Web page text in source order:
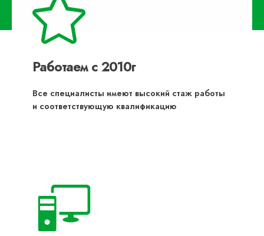
Работаем с 2010г
Все специалисты имеют высокий стаж работы
и соответствующую квалификацию